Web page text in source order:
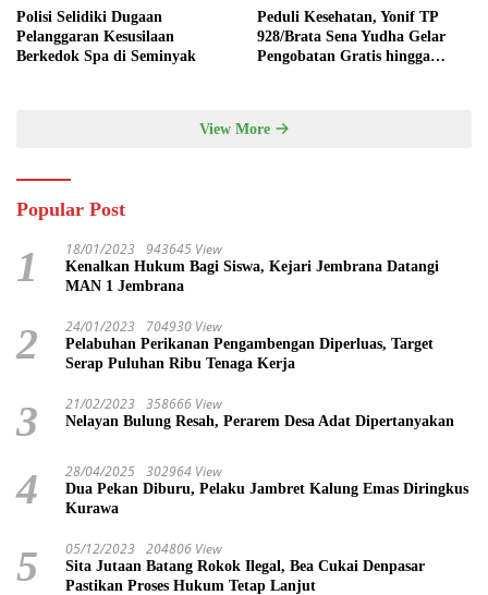
Polisi Selidiki Dugaan
Pelanggaran Kesusilaan
Berkedok Spa di Seminyak
Peduli Kesehatan, Yonif TP
928/Brata Sena Yudha Gelar
Pengobatan Gratis hingga
View More
Popular Post
1 18/01/2023 943645 View
Kenalkan Hukum Bagi Siswa, Kejari Jembrana Datangi
MAN 1 Jembrana
2 24/01/2023 704930 View
Pelabuhan Perikanan Pengambengan Diperluas, Target
Serap Puluhan Ribu Tenaga Kerja
3 21/02/2023 358666 View
Nelayan Bulung Resah, Perarem Desa Adat Dipertanyakan
4 28/04/2025 302964 View
Dua Pekan Diburu, Pelaku Jambret Kalung Emas Diringkus
Kurawa
5 05/12/2023 204806 View
Sita Jutaan Batang Rokok Ilegal, Bea Cukai Denpasar
Pastikan Proses Hukum Tetap Lanjut